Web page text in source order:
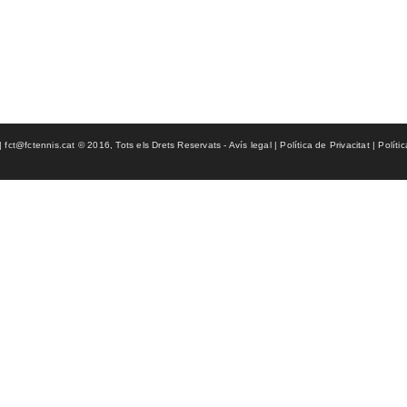
© 2016, Tots els Drets Reservats - Avís legal | Política de Privacitat |